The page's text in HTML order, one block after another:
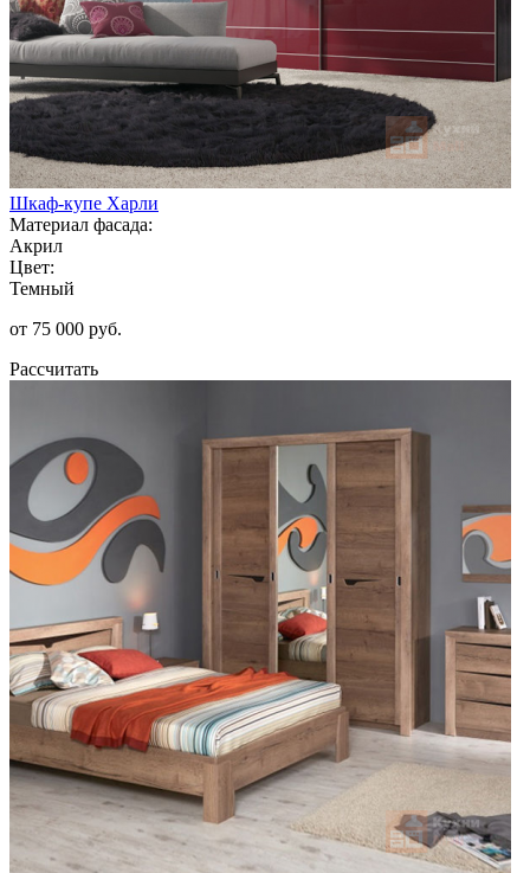
Шкаф-купе Харли
Материал фасада:
Акрил
Цвет:
Темный
от 75 000 руб.
Рассчитать